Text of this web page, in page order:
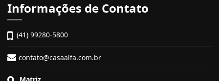
Informações de Contato
(41) 99280-5800
contato@casaalfa.com.br